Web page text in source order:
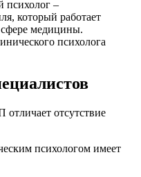
психолог –
который работает
медицины.
психолога
отличает отсутствие
психологом имеет